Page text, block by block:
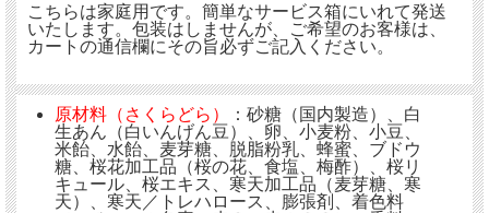
こちらは家庭用です。簡単なサービス箱にいれて発送
いたします。包装はしませんが、ご希望のお客様は、
カートの通信欄にその旨必ずご記入ください。
原材料（さくらどら）
：砂糖（国内製造）、白
生あん（白いんげん豆）、卵、小麦粉、小豆、
米飴、水飴、麦芽糖、脱脂粉乳、蜂蜜、ブドウ
糖、桜花加工品（桜の花、食塩、梅酢）、桜リ
キュール、桜エキス、寒天加工品（麦芽糖、寒
天）、寒天／トレハロース、膨張剤、着色料